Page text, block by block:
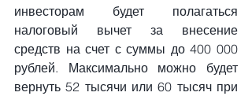
инвесторам будет полагаться
налоговый вычет за внесение
средств на счет с суммы до 400 000
рублей. Максимально можно будет
вернуть 52 тысячи или 60 тысяч при